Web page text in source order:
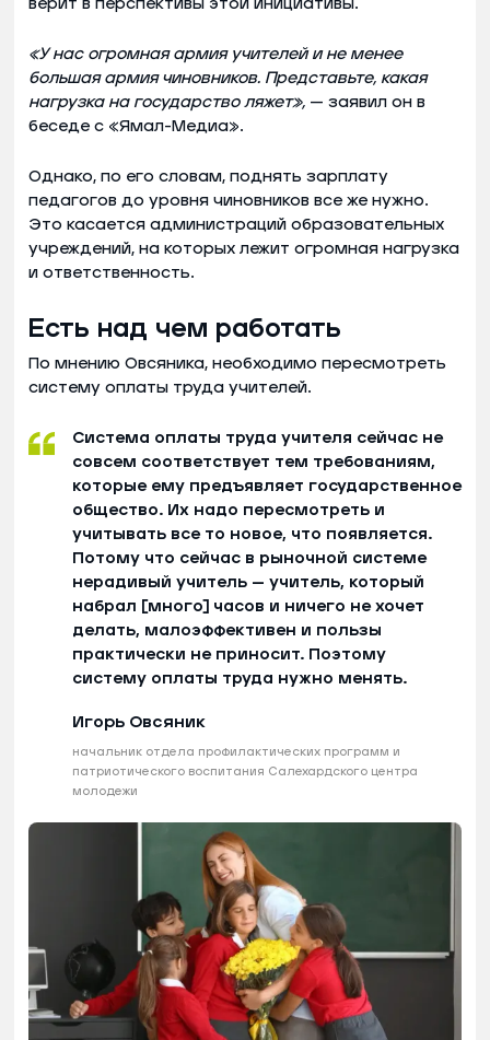
верит в перспективы этой инициативы.
«У нас огромная армия учителей и не менее
большая армия чиновников. Представьте, какая
нагрузка на государство ляжет», — заявил он в
беседе с «Ямал-Медиа».
Однако, по его словам, поднять зарплату
педагогов до уровня чиновников все же нужно.
Это касается администраций образовательных
учреждений, на которых лежит огромная нагрузка
и ответственность.
Есть над чем работать
По мнению Овсяника, необходимо пересмотреть
систему оплаты труда учителей.
Система оплаты труда учителя сейчас не
совсем соответствует тем требованиям,
которые ему предъявляет государственное
общество. Их надо пересмотреть и
учитывать все то новое, что появляется.
Потому что сейчас в рыночной системе
нерадивый учитель — учитель, который
набрал [много] часов и ничего не хочет
делать, малоэффективен и пользы
практически не приносит. Поэтому
систему оплаты труда нужно менять.
Игорь Овсяник
начальник отдела профилактических программ и
патриотического воспитания Салехардского центра
молодежи